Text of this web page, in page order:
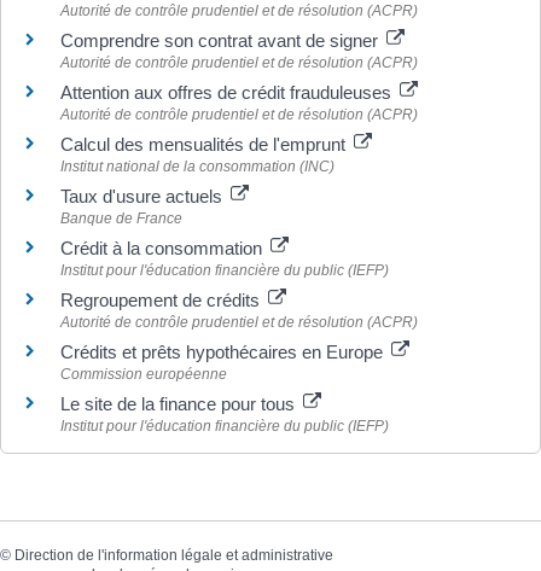
Autorité de contrôle prudentiel et de résolution (ACPR)
Comprendre son contrat avant de signer
Autorité de contrôle prudentiel et de résolution (ACPR)
Attention aux offres de crédit frauduleuses
Autorité de contrôle prudentiel et de résolution (ACPR)
Calcul des mensualités de l'emprunt
Institut national de la consommation (INC)
Taux d'usure actuels
Banque de France
Crédit à la consommation
Institut pour l'éducation financière du public (IEFP)
Regroupement de crédits
Autorité de contrôle prudentiel et de résolution (ACPR)
Crédits et prêts hypothécaires en Europe
Commission européenne
Le site de la finance pour tous
Institut pour l'éducation financière du public (IEFP)
© Direction de l'information légale et administrative